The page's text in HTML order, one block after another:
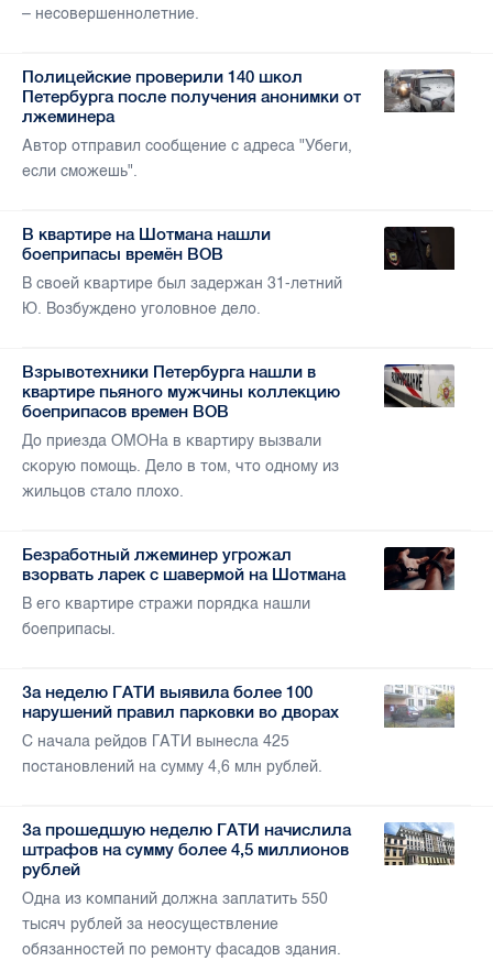
– несовершеннолетние.
Полицейские проверили 140 школ
Петербурга после получения анонимки от
лжеминера
Автор отправил сообщение с адреса "Убеги,
если сможешь".
В квартире на Шотмана нашли
боеприпасы времён ВОВ
В своей квартире был задержан 31-летний
Ю. Возбуждено уголовное дело.
Взрывотехники Петербурга нашли в
квартире пьяного мужчины коллекцию
боеприпасов времен ВОВ
До приезда ОМОНа в квартиру вызвали
скорую помощь. Дело в том, что одному из
жильцов стало плохо.
Безработный лжеминер угрожал
взорвать ларек с шавермой на Шотмана
В его квартире стражи порядка нашли
боеприпасы.
За неделю ГАТИ выявила более 100
нарушений правил парковки во дворах
С начала рейдов ГАТИ вынесла 425
постановлений на сумму 4,6 млн рублей.
За прошедшую неделю ГАТИ начислила
штрафов на сумму более 4,5 миллионов
рублей
Одна из компаний должна заплатить 550
тысяч рублей за неосуществление
обязанностей по ремонту фасадов здания.